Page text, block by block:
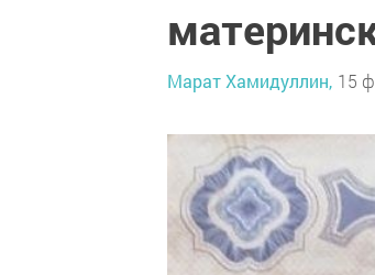
Марат Хамидуллин, 15